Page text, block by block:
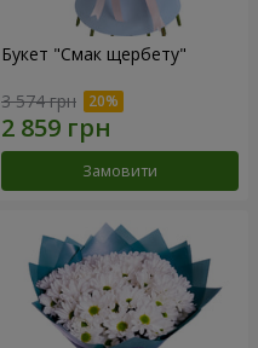
Букет "Смак щербету"
3 574 грн
Замовити